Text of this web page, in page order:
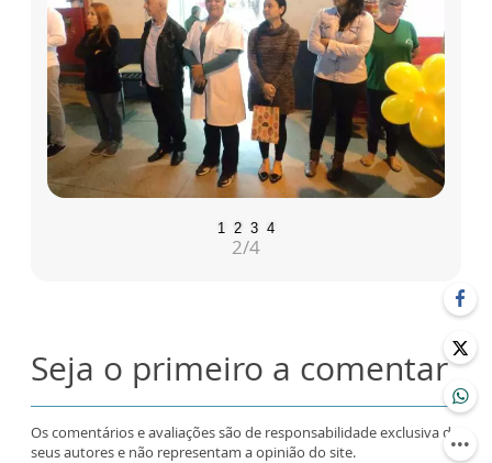
1 2 3 4
2/4
Seja o primeiro a comentar
Os comentários e avaliações são de responsabilidade exclusiva de
seus autores e não representam a opinião do site.